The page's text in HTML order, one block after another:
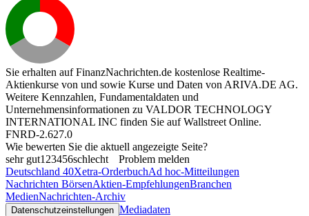
Sie erhalten auf FinanzNachrichten.de kostenlose Realtime-
Aktienkurse von und sowie Kurse und Daten von ARIVA.DE AG.
Weitere Kennzahlen, Fundamentaldaten und
Unternehmensinformationen zu VALDOR TECHNOLOGY
INTERNATIONAL INC finden Sie aufWallstreet Online.
FNRD-2.627.0
Wie bewerten Sie die aktuell angezeigte Seite?
sehr gut1 23456schlecht
Problem melden
Deutschland 40Xetra-OrderbuchAd hoc-Mitteilungen
Nachrichten BörsenAktien-EmpfehlungenBranchen
MedienNachrichten-Archiv
Datenschutzeinstellungen Mediadaten